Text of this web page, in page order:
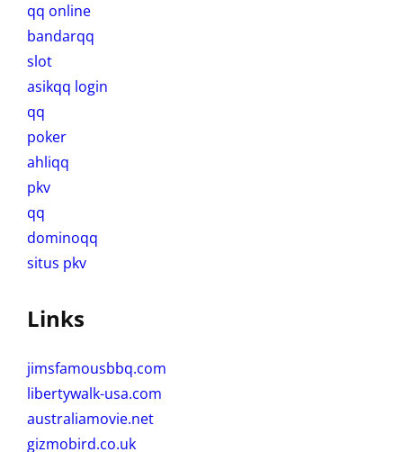
qq online
bandarqq
slot
asikqq login
qq
poker
ahliqq
pkv
qq
dominoqq
situs pkv
Links
jimsfamousbbq.com
libertywalk-usa.com
australiamovie.net
gizmobird.co.uk